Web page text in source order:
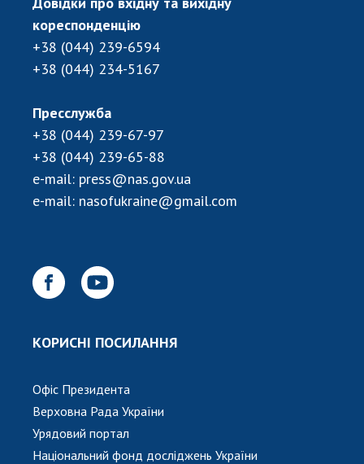
кореспонденцію
+38 (044) 239-6594
+38 (044) 234-5167
Пресслужба
+38 (044) 239-67-97
+38 (044) 239-65-88
e-mail: press@nas.gov.ua
e-mail: nasofukraine@gmail.com
КОРИСНІ ПОСИЛАННЯ
Офіс Президента
Верховна Рада України
Урядовий портал
Національний фонд досліджень України